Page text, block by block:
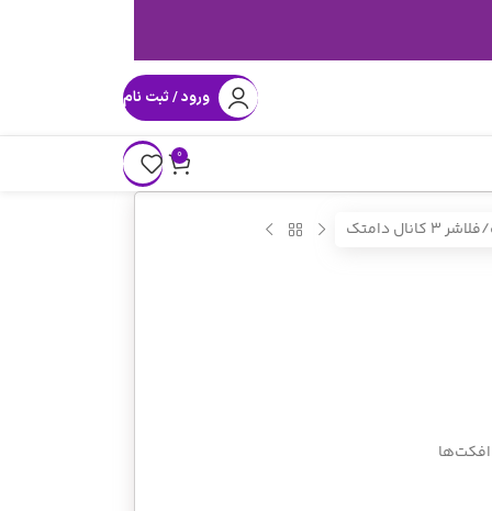
ورود / ثبت نام
0
فلاشر 3 کانال دامتک